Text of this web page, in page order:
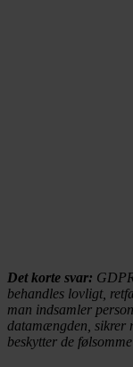
Det korte svar:
behandles lovligt,
man indsamler
datamængden, sikrer
beskytter de